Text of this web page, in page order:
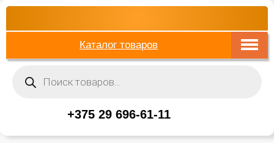
Каталог товаров
товаров
+375 29 696-61-11